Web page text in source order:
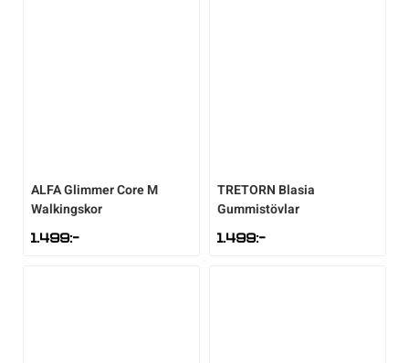
ALFAGlimmer Core M
Walkingskor
1.499:-
TRETORN Blasia
Gummistövlar
1.499:-